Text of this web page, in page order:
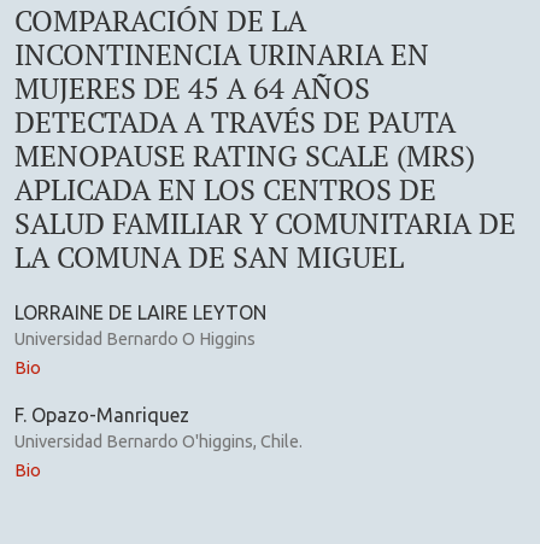
COMPARACIÓN DE LA
INCONTINENCIA URINARIA EN
MUJERES DE 45 A 64 AÑOS
DETECTADA A TRAVÉS DE PAUTA
MENOPAUSE RATING SCALE (MRS)
APLICADA EN LOS CENTROS DE
SALUD FAMILIAR Y COMUNITARIA DE
LA COMUNA DE SAN MIGUEL
LORRAINE DE LAIRE LEYTON
Universidad Bernardo O Higgins
Bio
F. Opazo-Manriquez
Universidad Bernardo O'higgins, Chile.
Bio